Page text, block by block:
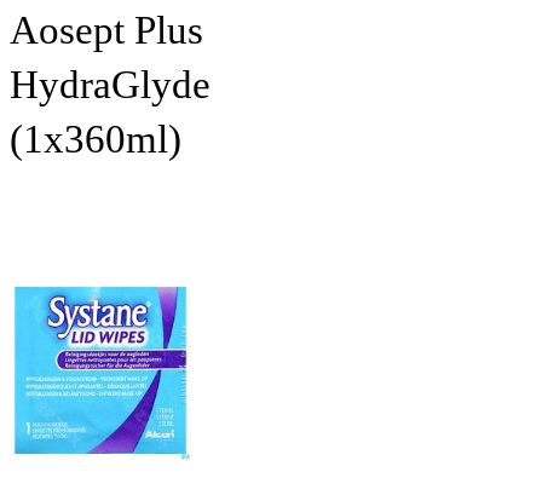
Aosept Plus
HydraGlyde
(1x360ml)